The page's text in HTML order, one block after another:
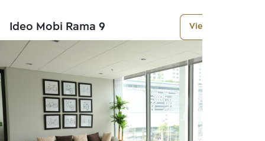
Ideo Mobi Rama 9 View More